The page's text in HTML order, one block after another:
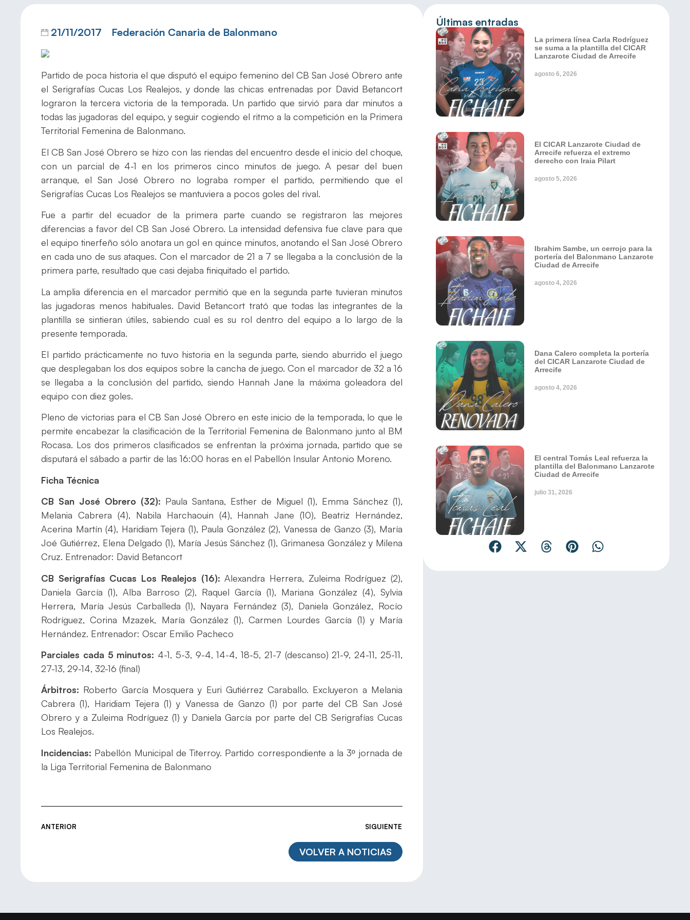
21/11/2017 Federación Canaria de Balonmano
Partido de poca historia el que disputó el equipo femenino del CB San José Obrero ante
el Serigrafías Cucas Los Realejos, y donde las chicas entrenadas por David Betancort
lograron la tercera victoria de la temporada. Un partido que sirvió para dar minutos a
todas las jugadoras del equipo, y seguir cogiendo el ritmo a la competición en la Primera
Territorial Femenina de Balonmano.
El CB San José Obrero se hizo con las riendas del encuentro desde el inicio del choque,
con un parcial de 4-1 en los primeros cinco minutos de juego. A pesar del buen
arranque, el San José Obrero no lograba romper el partido, permitiendo que el
Serigrafías Cucas Los Realejos se mantuviera a pocos goles del rival.
Fue a partir del ecuador de la primera parte cuando se registraron las mejores
diferencias a favor del CB San José Obrero. La intensidad defensiva fue clave para que
el equipo tinerfeño sólo anotara un gol en quince minutos, anotando el San José Obrero
en cada uno de sus ataques. Con el marcador de 21 a 7 se llegaba a la conclusión de la
primera parte, resultado que casi dejaba finiquitado el partido.
La amplia diferencia en el marcador permitió que en la segunda parte tuvieran minutos
las jugadoras menos habituales. David Betancort trató que todas las integrantes de la
plantilla se sintieran útiles, sabiendo cual es su rol dentro del equipo a lo largo de la
presente temporada.
El partido prácticamente no tuvo historia en la segunda parte, siendo aburrido el juego
que desplegaban los dos equipos sobre la cancha de juego. Con el marcador de 32 a 16
se llegaba a la conclusión del partido, siendo Hannah Jane la máxima goleadora del
equipo con diez goles.
Pleno de victorias para el CB San José Obrero en este inicio de la temporada, lo que le
permite encabezar la clasificación de la Territorial Femenina de Balonmano junto al BM
Rocasa. Los dos primeros clasificados se enfrentan la próxima jornada, partido que se
disputará el sábado a partir de las 16:00 horas en el Pabellón Insular Antonio Moreno.
Ficha Técnica
CB San José Obrero (32): Paula Santana, Esther de Miguel (1), Emma Sánchez (1),
Melania Cabrera (4), Nabila Harchaouin (4), Hannah Jane (10), Beatriz Hernández,
Acerina Martín (4), Haridiam Tejera (1), Paula González (2), Vanessa de Ganzo (3), María
Joé Gutiérrez, Elena Delgado (1), María Jesús Sánchez (1), Grimanesa González y Milena
Cruz. Entrenador: David Betancort
CB Serigrafías Cucas Los Realejos (16): Alexandra Herrera, Zuleima Rodríguez (2),
Daniela García (1), Alba Barroso (2), Raquel García (1), Mariana González (4), Sylvia
Herrera, María Jesús Carballeda (1), Nayara Fernández (3), Daniela González, Rocío
Rodríguez, Corina Mzazek, María González (1), Carmen Lourdes García (1) y María
Hernández. Entrenador: Oscar Emilio Pacheco
Parciales cada 5 minutos: 4-1, 5-3, 9-4, 14-4, 18-5, 21-7 (descanso) 21-9, 24-11, 25-11,
27-13, 29-14, 32-16 (final)
Árbitros: Roberto García Mosquera y Euri Gutiérrez Caraballo. Excluyeron a Melania
Cabrera (1), Haridiam Tejera (1) y Vanessa de Ganzo (1) por parte del CB San José
Obrero y a Zuleima Rodríguez (1) y Daniela García por parte del CB Serigrafías Cucas
Los Realejos.
Incidencias: Pabellón Municipal de Titerroy. Partido correspondiente a la 3º jornada de
la Liga Territorial Femenina de Balonmano
ANTERIOR SIGUIENTE
VOLVER A NOTICIAS
Últimas entradas
La primera línea Carla Rodríguez
se suma a la plantilla del CICAR
Lanzarote Ciudad de Arrecife
agosto 6, 2026
El CICAR Lanzarote Ciudad de
Arrecife refuerza el extremo
derecho con Iraia Pilart
agosto 5, 2026
Ibrahim Sambe, un cerrojo para la
portería del Balonmano Lanzarote
Ciudad de Arrecife
agosto 4, 2026
Dana Calero completa la portería
del CICAR Lanzarote Ciudad de
Arrecife
agosto 4, 2026
El central Tomás Leal refuerza la
plantilla del Balonmano Lanzarote
Ciudad de Arrecife
julio 31, 2026